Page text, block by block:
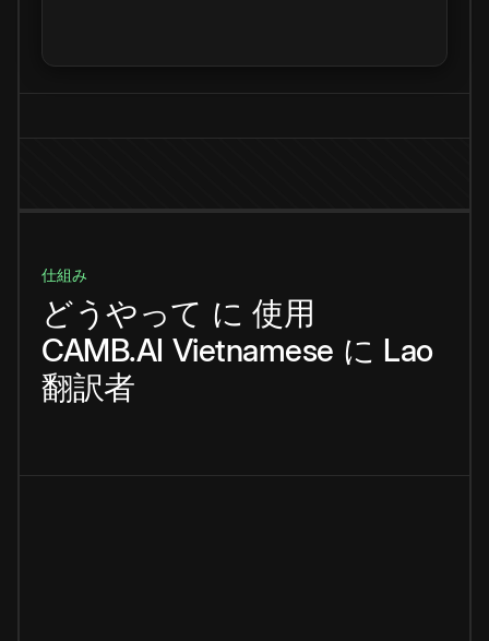
仕組み
どうやって に 使用
CAMB.AI Vietnamese に Lao
翻訳者